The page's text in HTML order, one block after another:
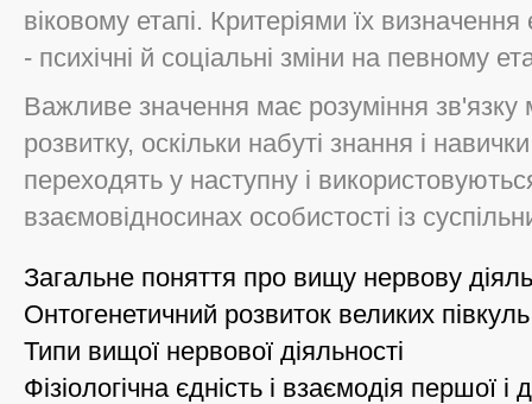
віковому етапі. Критеріями їх визначення
- психічні й соціальні зміни на певному
Важливе значення має розуміння зв'язку
розвитку, оскільки набуті знання і
переходять у наступну і
взаємовідносинах особистості із
Загальне поняття про вищу нервову
Онтогенетичний розвиток великих
Типи вищої нервової діяльності
Фізіологічна єдність і взаємодія першої